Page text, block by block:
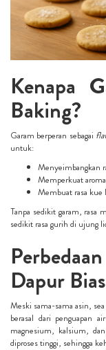
Kenapa
Baking?
Garam berperan sebagai
untuk:
Menyeimbangkan
Memperkuat
Membuat rasa kue
Tanpa sedikit garam, rasa
sedikit rasa gurih di ujung
Dapur
Meski sama-sama asin,
berasal dari penguapan
magnesium, kalsium,
diproses tinggi, sehingga